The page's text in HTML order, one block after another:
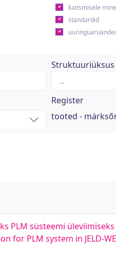
kaitsmisele
standardid
Struktuuriüksus
Register
tooted -
süsteemi üleviimiseks
PLM system in JELD-